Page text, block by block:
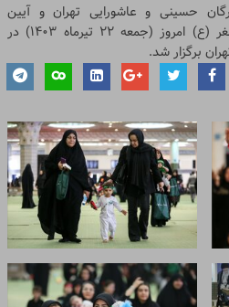
بزرگداشت آقای شهید ایران
حسینی و عاشورایی تهران و آیین
بزرگداشت مقام حضرت علی اصغر (ع) امروز (جمعه ۲۲ تیرماه ۱۴۰۳) در
برگزار شد.